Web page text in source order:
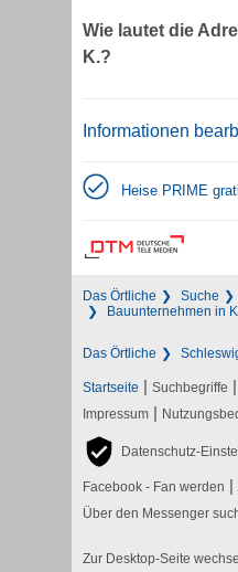
Wie lautet die
K.?
Informationen
Heise PRIME
Das Örtliche Suche
Bauunternehmen in
Das Örtliche
Startseite | Suchbegriffe |
Impressum |
Datenschutz-
Facebook - Fan werden |
Über den Messenger
Zur Desktop-Seite